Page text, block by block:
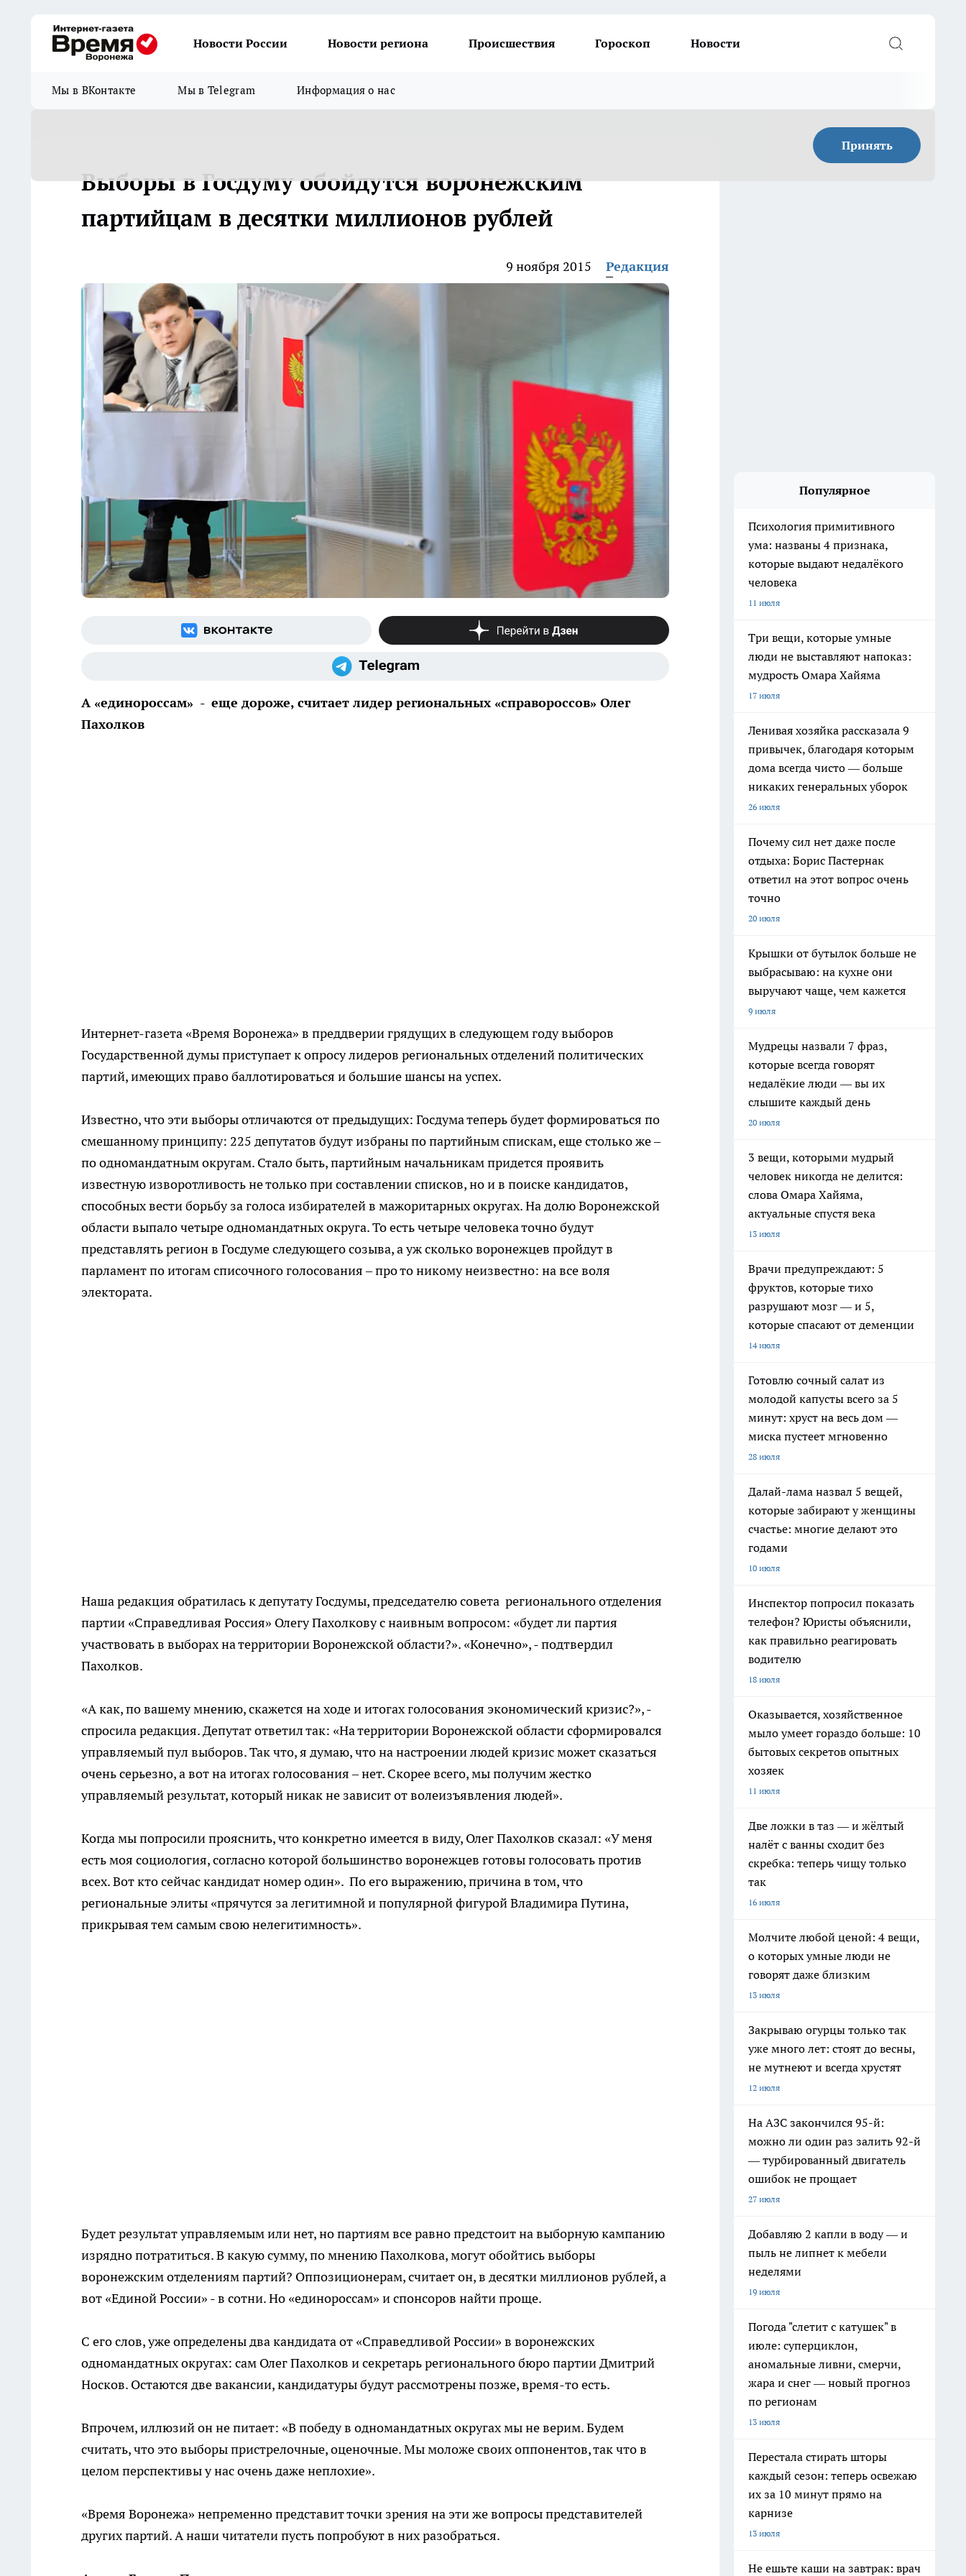
Новости России Новости региона Происшествия Гороскоп Новости
Мы в ВКонтакте Мы в Telegram Информация о нас
Принять
Выборы в Госдуму обойдутся воронежским
партийцам в десятки миллионов рублей
9 ноября 2015 Редакция
А «единороссам» - еще дороже, считает лидер региональных «справороссов» Олег
Пахолков
Интернет-газета «Время Воронежа» в преддверии грядущих в следующем году выборов
Государственной думы приступает к опросу лидеров региональных отделений политических
партий, имеющих право баллотироваться и большие шансы на успех.
Известно, что эти выборы отличаются от предыдущих: Госдума теперь будет формироваться по
смешанному принципу: 225 депутатов будут избраны по партийным спискам, еще столько же –
по одномандатным округам. Стало быть, партийным начальникам придется проявить
известную изворотливость не только при составлении списков, но и в поиске кандидатов,
способных вести борьбу за голоса избирателей в мажоритарных округах. На долю Воронежской
области выпало четыре одномандатных округа. То есть четыре человека точно будут
представлять регион в Госдуме следующего созыва, а уж сколько воронежцев пройдут в
парламент по итогам списочного голосования – про то никому неизвестно: на все воля
электората.
Наша редакция обратилась к депутату Госдумы, председателю совета регионального отделения
партии «Справедливая Россия» Олегу Пахолкову с наивным вопросом: «будет ли партия
участвовать в выборах на территории Воронежской области?». «Конечно», - подтвердил
Пахолков.
«А как, по вашему мнению, скажется на ходе и итогах голосования экономический кризис?», -
спросила редакция. Депутат ответил так: «На территории Воронежской области сформировался
управляемый пул выборов. Так что, я думаю, что на настроении людей кризис может сказаться
очень серьезно, а вот на итогах голосования – нет. Скорее всего, мы получим жестко
управляемый результат, который никак не зависит от волеизъявления людей».
Когда мы попросили прояснить, что конкретно имеется в виду, Олег Пахолков сказал: «У меня
есть моя социология, согласно которой большинство воронежцев готовы голосовать против
всех. Вот кто сейчас кандидат номер один». По его выражению, причина в том, что
региональные элиты «прячутся за легитимной и популярной фигурой Владимира Путина,
прикрывая тем самым свою нелегитимность».
Будет результат управляемым или нет, но партиям все равно предстоит на выборную кампанию
изрядно потратиться. В какую сумму, по мнению Пахолкова, могут обойтись выборы
воронежским отделениям партий? Оппозиционерам, считает он, в десятки миллионов рублей, а
вот «Единой России» - в сотни. Но «единороссам» и спонсоров найти проще.
С его слов, уже определены два кандидата от «Справедливой России» в воронежских
одномандатных округах: сам Олег Пахолков и секретарь регионального бюро партии Дмитрий
Носков. Остаются две вакансии, кандидатуры будут рассмотрены позже, время-то есть.
Впрочем, иллюзий он не питает: «В победу в одномандатных округах мы не верим. Будем
считать, что это выборы пристрелочные, оценочные. Мы моложе своих оппонентов, так что в
целом перспективы у нас очень даже неплохие».
«Время Воронежа» непременно представит точки зрения на эти же вопросы представителей
других партий. А наши читатели пусть попробуют в них разобраться.
Популярное
Психология примитивного
ума: названы 4 признака,
которые выдают недалёкого
человека
11 июля
Три вещи, которые умные
люди не выставляют напоказ:
мудрость Омара Хайяма
17 июля
Ленивая хозяйка рассказала 9
привычек, благодаря которым
дома всегда чисто — больше
никаких генеральных уборок
26 июля
Почему сил нет даже после
отдыха: Борис Пастернак
ответил на этот вопрос очень
точно
20 июля
Крышки от бутылок больше не
выбрасываю: на кухне они
выручают чаще, чем кажется
9 июля
Мудрецы назвали 7 фраз,
которые всегда говорят
недалёкие люди — вы их
слышите каждый день
20 июля
3 вещи, которыми мудрый
человек никогда не делится:
слова Омара Хайяма,
актуальные спустя века
13 июля
Врачи предупреждают: 5
фруктов, которые тихо
разрушают мозг — и 5,
которые спасают от деменции
14 июля
Готовлю сочный салат из
молодой капусты всего за 5
минут: хруст на весь дом —
миска пустеет мгновенно
28 июля
Далай-лама назвал 5 вещей,
которые забирают у женщины
счастье: многие делают это
годами
10 июля
Инспектор попросил показать
телефон? Юристы объяснили,
как правильно реагировать
водителю
18 июля
Оказывается, хозяйственное
мыло умеет гораздо больше: 10
бытовых секретов опытных
хозяек
11 июля
Две ложки в таз — и жёлтый
налёт с ванны сходит без
скребка: теперь чищу только
так
16 июля
Молчите любой ценой: 4 вещи,
о которых умные люди не
говорят даже близким
13 июля
Закрываю огурцы только так
уже много лет: стоят до весны,
не мутнеют и всегда хрустят
12 июля
На АЗС закончился 95-й:
можно ли один раз залить 92-й
— турбированный двигатель
ошибок не прощает
27 июля
Добавляю 2 капли в воду — и
пыль не липнет к мебели
неделями
19 июля
Погода "слетит с катушек" в
июле: суперциклон,
аномальные ливни, смерчи,
жара и снег — новый прогноз
по регионам
13 июля
Перестала стирать шторы
каждый сезон: теперь освежаю
их за 10 минут прямо на
карнизе
13 июля
Не ешьте каши на завтрак: врач